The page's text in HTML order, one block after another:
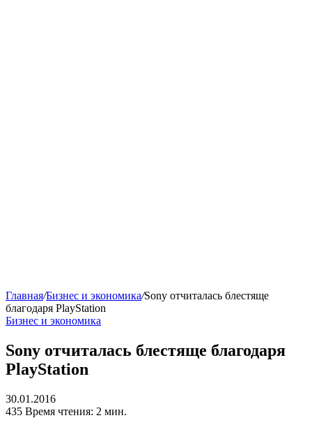
Главная/Бизнес и экономика/Sony отчиталась блестяще
благодаря PlayStation
Бизнес и экономика
Sony отчиталась блестяще благодаря
PlayStation
30.01.2016
435 Время чтения: 2 мин.